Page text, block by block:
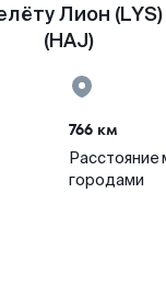
Лион
(HAJ)
766 км
Расстояние
городами